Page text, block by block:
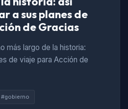
a sus planes de
de Gracias
más largo de la historia:
de viaje para Acción de
#gobierno